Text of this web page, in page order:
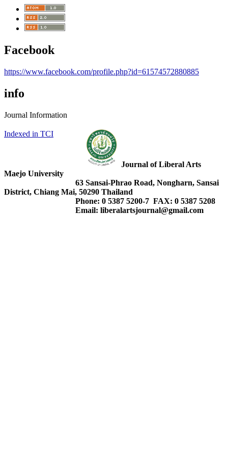
Facebook
https://www.facebook.com/profile.php?id=61574572880885
info
Journal Information
Indexed in TCI
Journal of Liberal Arts
Maejo University
63 Sansai-Phrao Road, Nongharn, Sansai
District, Chiang Mai, 50290 Thailand
Phone: 0 5387 5200-7 FAX: 0 5387 5208
Email: liberalartsjournal@gmail.com